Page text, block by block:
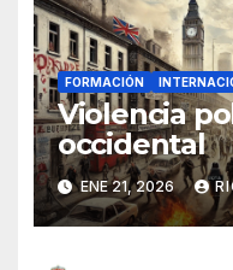
FORMACIÓN
Violencia
occidental
ENE 21, 2026